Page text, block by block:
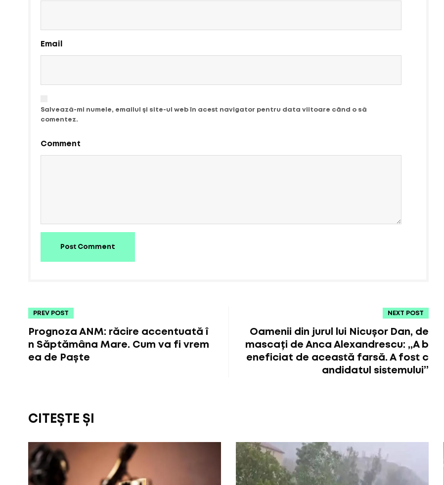
Email
Salvează-mi numele, emailul și site-ul web în acest navigator pentru data viitoare când o să
comentez.
Comment
Post Comment
PREV POST
Prognoza ANM: răcire accentuată î
n Săptămâna Mare. Cum va fi vrem
ea de Paște
NEXT POST
Oamenii din jurul lui Nicușor Dan, de
mascați de Anca Alexandrescu: „A b
eneficiat de această farsă. A fost c
andidatul sistemului”
CITEȘTE ȘI